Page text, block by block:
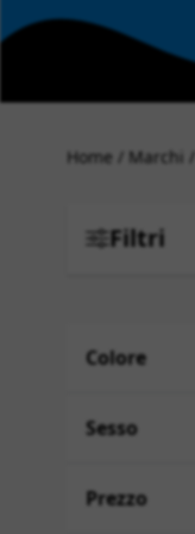
Home / Marchi /
Filtri
Colore
Sesso
Prezzo